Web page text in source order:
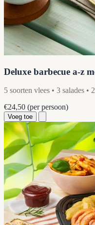
Deluxe barbecue a-z
5 soorten vlees • 3 salades •
€24,50 (per persoon)
Voeg toe